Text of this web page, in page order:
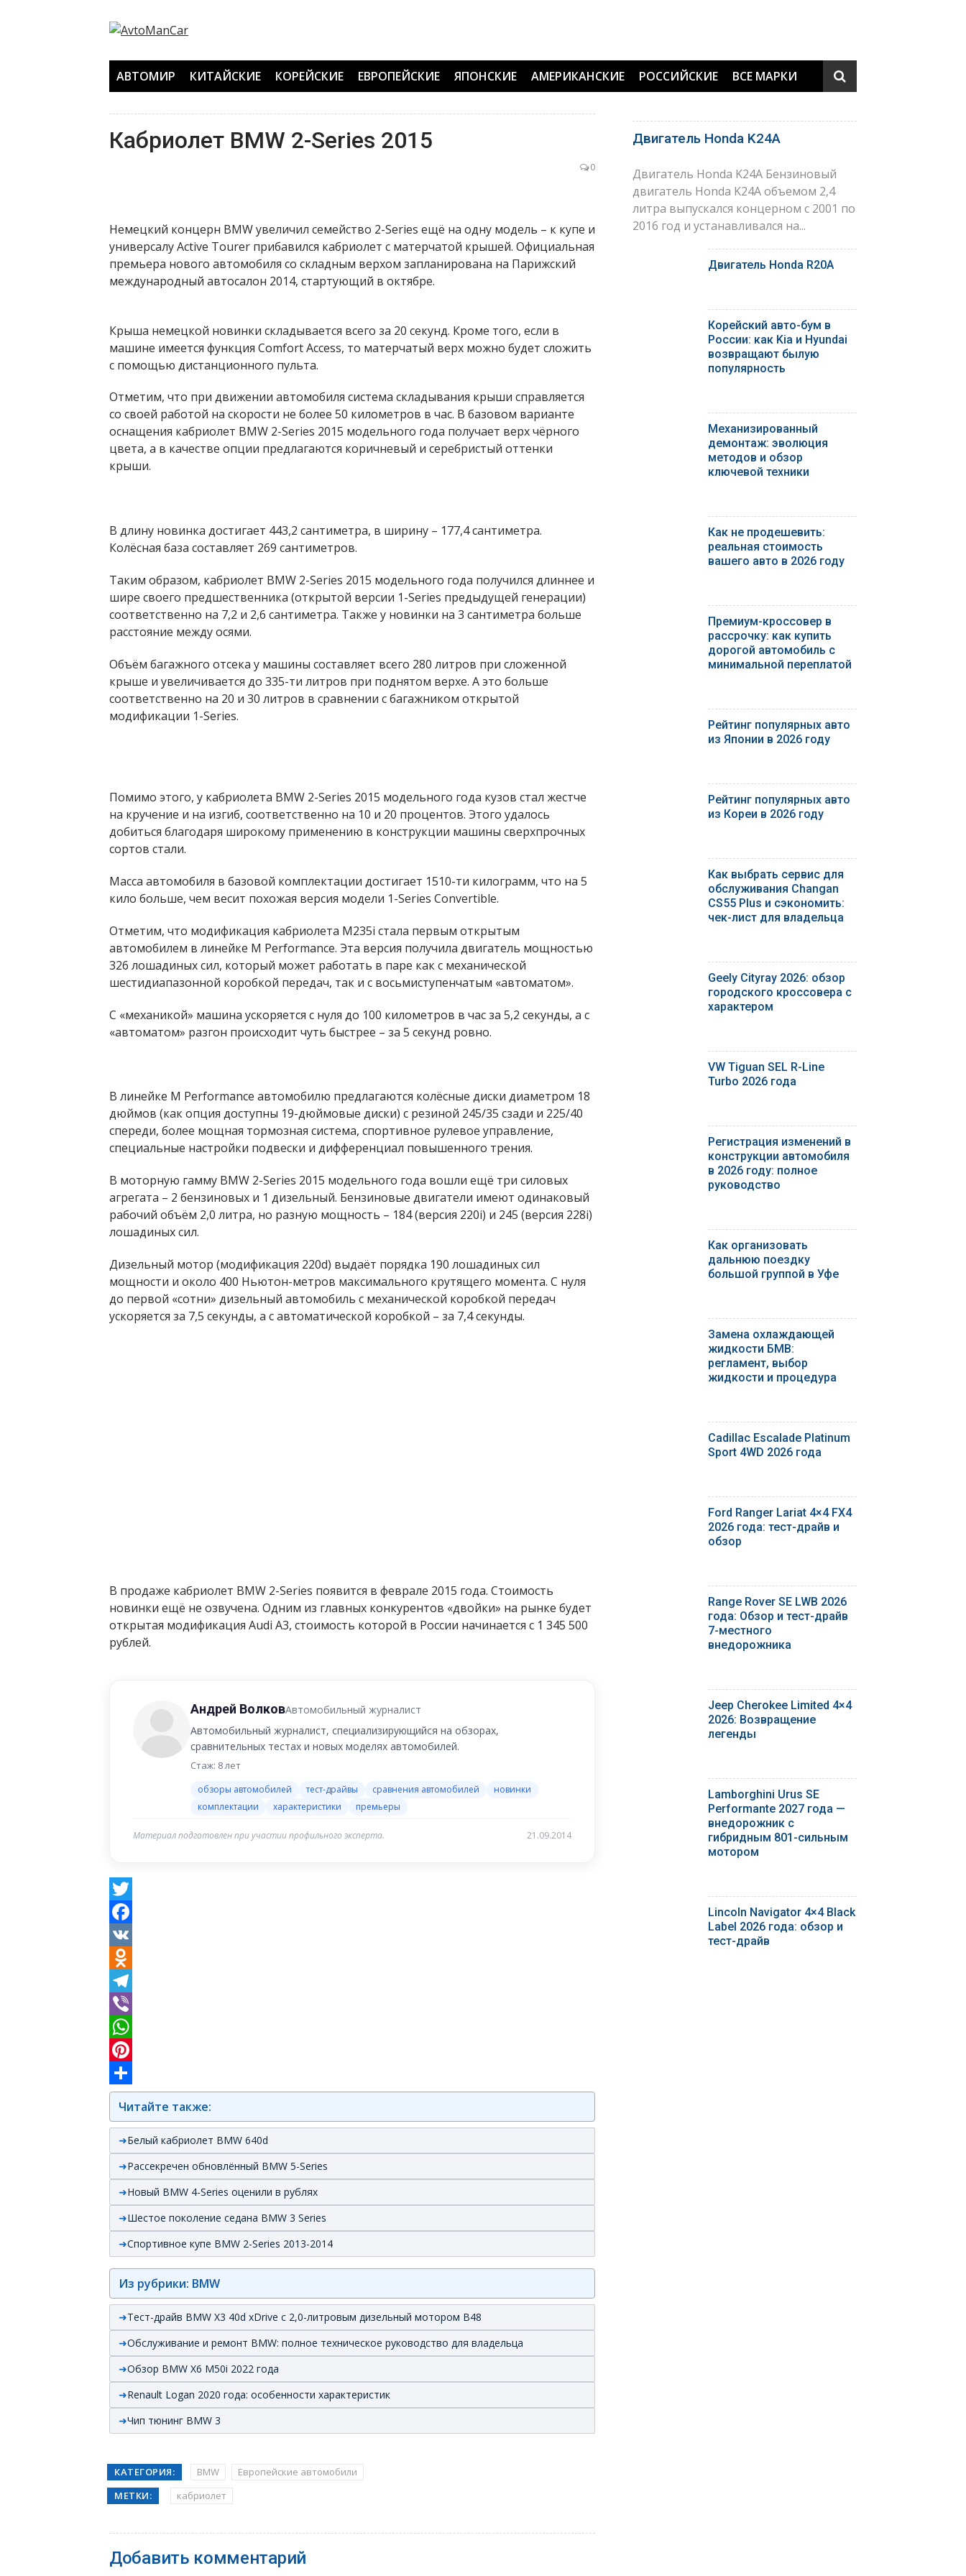
АВТОМИР КИТАЙСКИЕ КОРЕЙСКИЕ ЕВРОПЕЙСКИЕ ЯПОНСКИЕ АМЕРИКАНСКИЕ РОССИЙСКИЕ ВСЕ МАРКИ
Кабриолет BMW 2-Series 2015
0
Немецкий концерн BMW увеличил семейство 2-Series ещё на одну модель – к купе и
универсалу Active Tourer прибавился кабриолет с матерчатой крышей. Официальная
премьера нового автомобиля со складным верхом запланирована на Парижский
международный автосалон 2014, стартующий в октябре.
Крыша немецкой новинки складывается всего за 20 секунд. Кроме того, если в
машине имеется функция Comfort Access, то матерчатый верх можно будет сложить
с помощью дистанционного пульта.
Отметим, что при движении автомобиля система складывания крыши справляется
со своей работой на скорости не более 50 километров в час. В базовом варианте
оснащения кабриолет BMW 2-Series 2015 модельного года получает верх чёрного
цвета, а в качестве опции предлагаются коричневый и серебристый оттенки
крыши.
В длину новинка достигает 443,2 сантиметра, в ширину – 177,4 сантиметра.
Колёсная база составляет 269 сантиметров.
Таким образом, кабриолет BMW 2-Series 2015 модельного года получился длиннее и
шире своего предшественника (открытой версии 1-Series предыдущей генерации)
соответственно на 7,2 и 2,6 сантиметра. Также у новинки на 3 сантиметра больше
расстояние между осями.
Объём багажного отсека у машины составляет всего 280 литров при сложенной
крыше и увеличивается до 335-ти литров при поднятом верхе. А это больше
соответственно на 20 и 30 литров в сравнении с багажником открытой
модификации 1-Series.
Помимо этого, у кабриолета BMW 2-Series 2015 модельного года кузов стал жестче
на кручение и на изгиб, соответственно на 10 и 20 процентов. Этого удалось
добиться благодаря широкому применению в конструкции машины сверхпрочных
сортов стали.
Масса автомобиля в базовой комплектации достигает 1510-ти килограмм, что на 5
кило больше, чем весит похожая версия модели 1-Series Convertible.
Отметим, что модификация кабриолета M235i стала первым открытым
автомобилем в линейке M Performance. Эта версия получила двигатель мощностью
326 лошадиных сил, который может работать в паре как с механической
шестидиапазонной коробкой передач, так и с восьмиступенчатым «автоматом».
С «механикой» машина ускоряется с нуля до 100 километров в час за 5,2 секунды, а с
«автоматом» разгон происходит чуть быстрее – за 5 секунд ровно.
В линейке M Performance автомобилю предлагаются колёсные диски диаметром 18
дюймов (как опция доступны 19-дюймовые диски) с резиной 245/35 сзади и 225/40
спереди, более мощная тормозная система, спортивное рулевое управление,
специальные настройки подвески и дифференциал повышенного трения.
В моторную гамму BMW 2-Series 2015 модельного года вошли ещё три силовых
агрегата – 2 бензиновых и 1 дизельный. Бензиновые двигатели имеют одинаковый
рабочий объём 2,0 литра, но разную мощность – 184 (версия 220i) и 245 (версия 228i)
лошадиных сил.
Дизельный мотор (модификация 220d) выдаёт порядка 190 лошадиных сил
мощности и около 400 Ньютон-метров максимального крутящего момента. С нуля
до первой «сотни» дизельный автомобиль с механической коробкой передач
ускоряется за 7,5 секунды, а с автоматической коробкой – за 7,4 секунды.
В продаже кабриолет BMW 2-Series появится в феврале 2015 года. Стоимость
новинки ещё не озвучена. Одним из главных конкурентов «двойки» на рынке будет
открытая модификация Audi A3, стоимость которой в России начинается с 1 345 500
рублей.
Андрей ВолковАвтомобильный журналист
Автомобильный журналист, специализирующийся на обзорах,
сравнительных тестах и новых моделях автомобилей.
Стаж: 8 лет
обзоры автомобилей тест-драйвы сравнения автомобилей
новинки
комплектации
характеристики премьеры
Материал подготовлен при участии профильного эксперта. 21.09.2014
Twitter
Facebook
VK
Odnoklassniki
Telegram
Viber
WhatsApp
Pinterest
Отправить
Читайте также:
Белый кабриолет BMW 640d
Рассекречен обновлённый BMW 5-Series
Новый BMW 4-Series оценили в рублях
Шестое поколение седана BMW 3 Series
Спортивное купе BMW 2-Series 2013-2014
Из рубрики: BMW
Тест-драйв BMW X3 40d xDrive с 2,0-литровым дизельный мотором B48
Обслуживание и ремонт BMW: полное техническое руководство для владельца
Обзор BMW X6 M50i 2022 года
Renault Logan 2020 года: особенности характеристик
Чип тюнинг BMW 3
КАТЕГОРИЯ: BMW
Европейские автомобили
МЕТКИ:
кабриолет
Добавить комментарий
Двигатель Honda K24A
Двигатель Honda K24A Бензиновый
двигатель Honda K24A объемом 2,4
литра выпускался концерном с 2001 по
2016 год и устанавливался на...
Двигатель Honda R20A
Корейский авто-бум в
России: как Kia и Hyundai
возвращают былую
популярность
Механизированный
демонтаж: эволюция
методов и обзор
ключевой техники
Как не продешевить:
реальная стоимость
вашего авто в 2026 году
Премиум-кроссовер в
рассрочку: как купить
дорогой автомобиль с
минимальной переплатой
Рейтинг популярных авто
из Японии в 2026 году
Рейтинг популярных авто
из Кореи в 2026 году
Как выбрать сервис для
обслуживания Changan
CS55 Plus и сэкономить:
чек-лист для владельца
Geely Cityray 2026: обзор
городского кроссовера с
характером
VW Tiguan SEL R-Line
Turbo 2026 года
Регистрация изменений в
конструкции автомобиля
в 2026 году: полное
руководство
Как организовать
дальнюю поездку
большой группой в Уфе
Замена охлаждающей
жидкости БМВ:
регламент, выбор
жидкости и процедура
Cadillac Escalade Platinum
Sport 4WD 2026 года
Ford Ranger Lariat 4×4 FX4
2026 года: тест-драйв и
обзор
Range Rover SE LWB 2026
года: Обзор и тест-драйв
7-местного
внедорожника
Jeep Cherokee Limited 4×4
2026: Возвращение
легенды
Lamborghini Urus SE
Performante 2027 года —
внедорожник с
гибридным 801-сильным
мотором
Lincoln Navigator 4×4 Black
Label 2026 года: обзор и
тест-драйв